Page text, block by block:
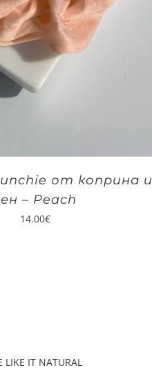
от коприна и
– Peach
14.00€
LIKE IT NATURAL